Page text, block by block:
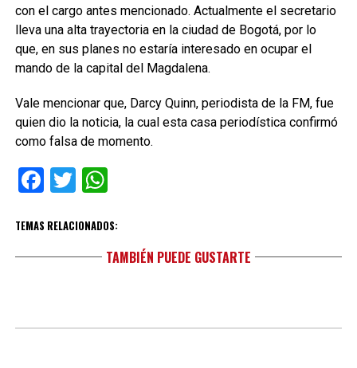
con el cargo antes mencionado. Actualmente el secretario
lleva una alta trayectoria en la ciudad de Bogotá, por lo
que, en sus planes no estaría interesado en ocupar el
mando de la capital del Magdalena.
Vale mencionar que, Darcy Quinn, periodista de la FM, fue
quien dio la noticia, la cual esta casa periodística confirmó
como falsa de momento.
Facebook
TwitterWhatsApp
TEMAS RELACIONADOS:
TAMBIÉN PUEDE GUSTARTE